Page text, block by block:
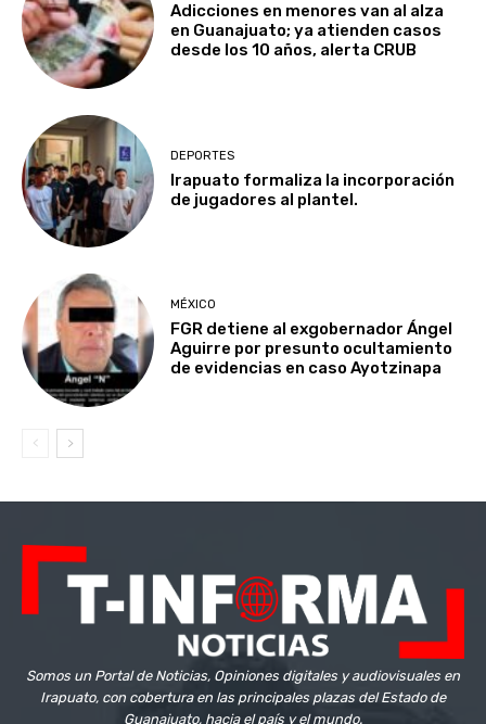
Adicciones en menores van al alza
en Guanajuato; ya atienden casos
desde los 10 años, alerta CRUB
DEPORTES
Irapuato formaliza la incorporación
de jugadores al plantel.
MÉXICO
FGR detiene al exgobernador Ángel
Aguirre por presunto ocultamiento
de evidencias en caso Ayotzinapa
Somos un Portal de Noticias, Opiniones digitales y audiovisuales en
Irapuato, con cobertura en las principales plazas del Estado de
Guanajuato, hacia el país y el mundo.